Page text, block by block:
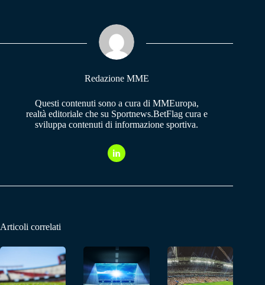
pp m
Redazione MME
Questi contenuti sono a cura di MMEuropa,
realtà editoriale che su Sportnews.BetFlag cura e
sviluppa contenuti di informazione sportiva.
Articoli correlati